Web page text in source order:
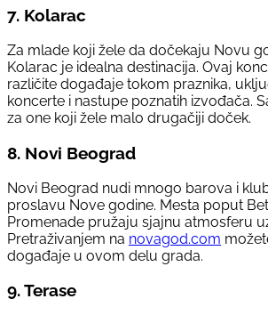
7. Kolarac
Za mlade koji žele da dočekaju Novu
Kolarac je idealna destinacija. Ovaj
različite događaje tokom praznika,
koncerte i nastupe poznatih izvođača.
za one koji žele malo drugačiji doček.
8. Novi Beograd
Novi Beograd nudi mnogo barova i
proslavu Nove godine. Mesta poput
Promenade pružaju sjajnu atmosferu
Pretraživanjem na novagod.com
događaje u ovom delu grada.
9.Terase